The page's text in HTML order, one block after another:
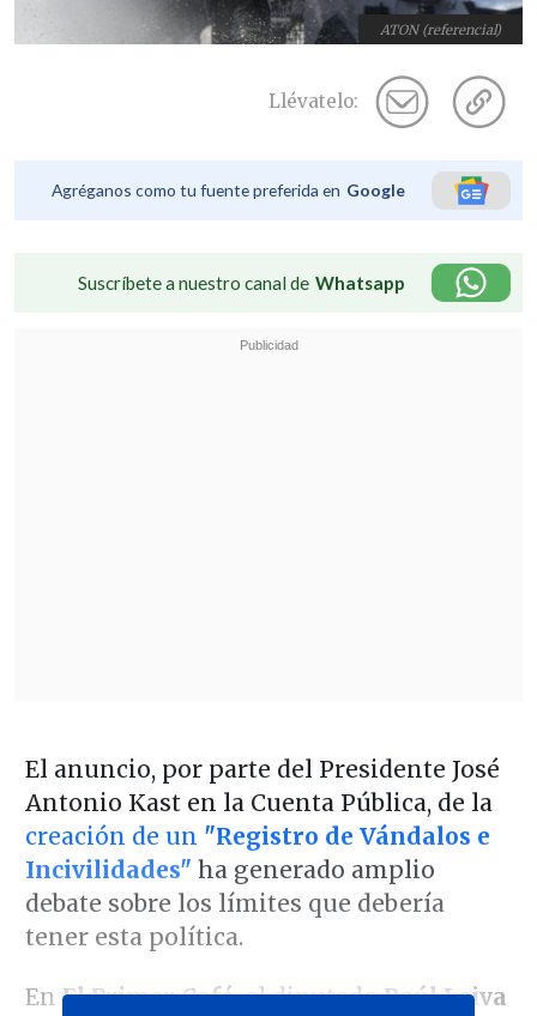
ATON (referencial)
Llévatelo:
Agréganos como tu fuente preferida en Google
Suscríbete a nuestro canal de Whatsapp
El anuncio, por parte del Presidente José
Antonio Kast en la Cuenta Pública, de la
creación de un "Registro de Vándalos e
Incivilidades" ha generado amplio
debate sobre los límites que debería
tener esta política.
En El Primer Café, el diputadoRaúl Leiva